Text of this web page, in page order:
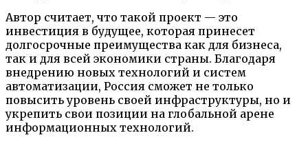
Автор считает, что такой проект — это
инвестиция в будущее, которая принесет
долгосрочные преимущества как для бизнеса,
так и для всей экономики страны. Благодаря
внедрению новых технологий и систем
автоматизации, Россия сможет не только
повысить уровень своей инфраструктуры, но и
укрепить свои позиции на глобальной арене
информационных технологий.